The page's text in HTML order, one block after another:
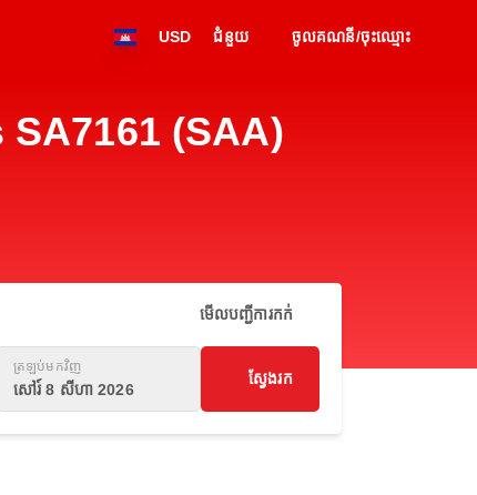
USD ជំនួយ ចូលគណនី/ចុះឈ្មោះ
(SAA)
មើលបញ្ជីការកក់
ត្រឡប់មកវិញ
សៅរ៍ 8 សីហា 2026
ស្វែងរក